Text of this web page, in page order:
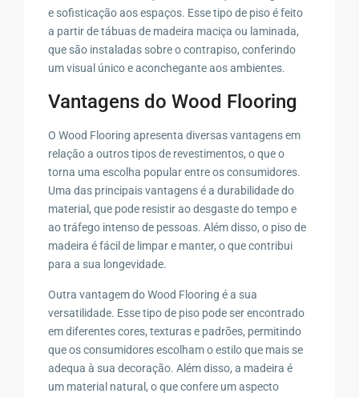
e sofisticação aos espaços. Esse tipo de piso é feito
a partir de tábuas de madeira maciça ou laminada,
que são instaladas sobre o contrapiso, conferindo
um visual único e aconchegante aos ambientes.
Vantagens do Wood Flooring
O Wood Flooring apresenta diversas vantagens em
relação a outros tipos de revestimentos, o que o
torna uma escolha popular entre os consumidores.
Uma das principais vantagens é a durabilidade do
material, que pode resistir ao desgaste do tempo e
ao tráfego intenso de pessoas. Além disso, o piso de
madeira é fácil de limpar e manter, o que contribui
para a sua longevidade.
Outra vantagem do Wood Flooring é a sua
versatilidade. Esse tipo de piso pode ser encontrado
em diferentes cores, texturas e padrões, permitindo
que os consumidores escolham o estilo que mais se
adequa à sua decoração. Além disso, a madeira é
um material natural, o que confere um aspecto